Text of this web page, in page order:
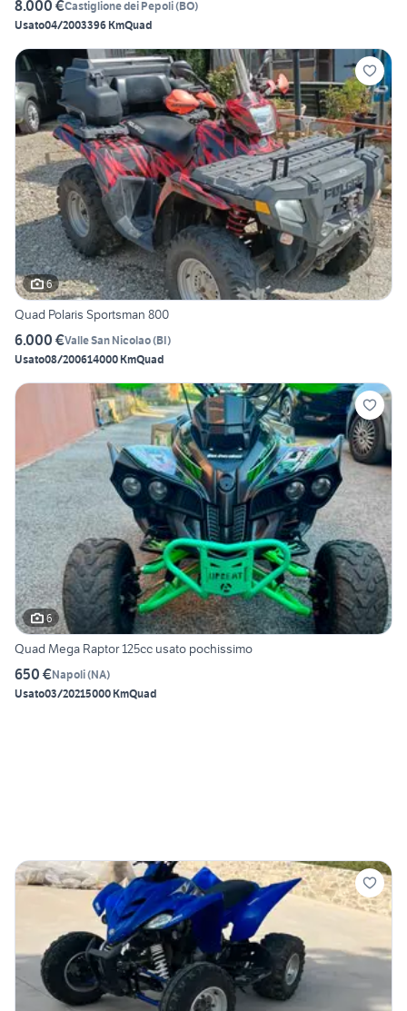
8.000 €Castiglione dei Pepoli(BO)
Usato04/2003396 KmQuad
6
Quad Polaris Sportsman 800
6.000 €Valle San Nicolao(BI)
Usato08/200614000 KmQuad
6
Quad Mega Raptor 125cc usato pochissimo
650 €Napoli(NA)
Usato03/20215000 KmQuad